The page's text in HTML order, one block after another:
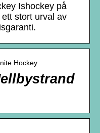
Ishockey på
stort urval av
Hockey